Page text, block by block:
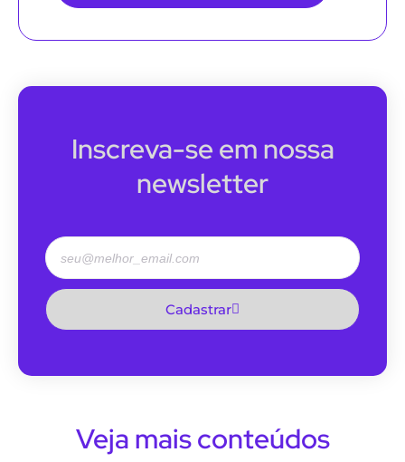
Inscreva-se em nossa
newsletter
Cadastrar
Veja mais conteúdos